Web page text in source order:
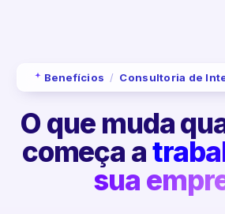
Benefícios / Consultoria de
O que muda
começa a
sua